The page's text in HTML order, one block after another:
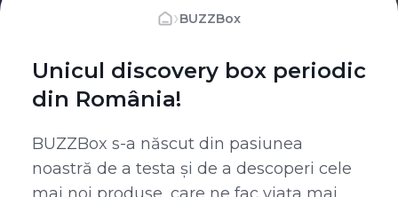
›BUZZBox
Unicul discovery box periodic
din România!
BUZZBox s-a născut din pasiunea
noastră de a testa și de a descoperi cele